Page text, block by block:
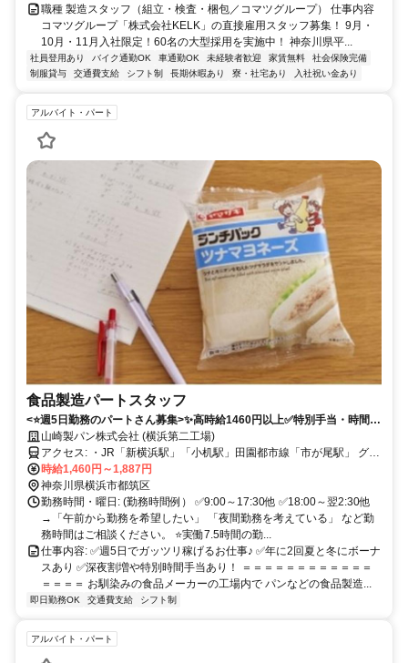
職種 製造スタッフ（組立・検査・梱包／コマツグループ） 仕事内容
コマツグループ「株式会社KELK」の直接雇用スタッフ募集！ 9月・
10月・11月入社限定！60名の大型採用を実施中！ 神奈川県平...
社員登用あり バイク通勤OK 車通勤OK 未経験者歓迎 家賃無料
社会保険完備
制服貸与
交通費支給 シフト制 長期休暇あり 寮・社宅あり 入社祝い金あり
アルバイト・パート
食品製造パートスタッフ
<⭐週5日勤務のパートさん募集>✨高時給1460円以上✅特別手当・時間手
当あり✅賞与も年２回あり！✅社割販売あり
山崎製パン株式会社 (横浜第二工場)
アクセス: ・JR「新横浜駅」「小机駅」田園都市線「市が尾駅」 グリ
ーンライン「川和町駅」より東急バス03系統乗車 →「川向町」下
車、徒歩3分 ・JR「中山駅」「菊名駅」「鶴見駅」 ブルーライン
「新羽駅」東急東横線「大倉山駅」 より横浜市営バス41系統乗車
→「東方町」下車、徒歩5分 ・JR「鴨居駅」徒歩30分 ・車、バイ
ク、自転車通勤OK ※車通勤の場合、駐車場代3300円を 給与から天
引きさせて頂きます。
時給1,460円～1,887円
神奈川県横浜市都筑区
勤務時間・曜日: (勤務時間例） ✅9:00～17:30他 ✅18:00～翌2:30他
→「午前から勤務を希望したい」 「夜間勤務を考えている」 など勤
務時間はご相談ください。 ⭐実働7.5時間の勤...
仕事内容: ✅週5日でガッツリ稼げるお仕事♪ ✅年に2回夏と冬にボーナ
スあり ✅深夜割増や特別時間手当あり！ ＝＝＝＝＝＝＝＝＝＝＝＝
＝＝＝＝ お馴染みの食品メーカーの工場内で パンなどの食品製造...
即日勤務OK 交通費支給 シフト制
アルバイト・パート